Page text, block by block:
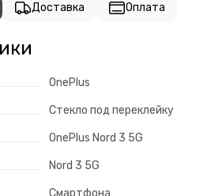
Доставка Оплата
OnePlus
Стекло под переклейку
OnePlus Nord 3 5G
Nord 3 5G